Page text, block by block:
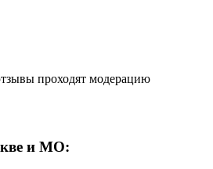
проходят модерацию
и МО: